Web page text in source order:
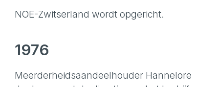
NOE-Zwitserland wordt opgericht.
1976
Meerderheidsaandeelhouder Hannelore